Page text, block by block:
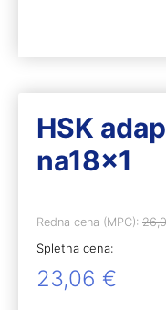
HSK
na18x1
Redna cena (MPC):
Spletna cena:
23,06 €